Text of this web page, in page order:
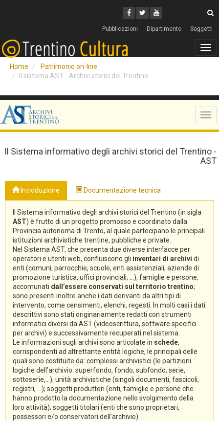
Facebook
Twitter
Youtube
Pubblicazioni Dipartimento Soggetti
Home
Patrimonio on-line
Il sistema AST - Archivi storici del Trentino
Il Sistema informativo degli archivi storici del Trentino -
AST
Introduzione Documentazione tecnica
Il Sistema informativo degli archivi storici del Trentino (in sigla
AST) è frutto di un progetto promosso e coordinato dalla
Provincia autonoma di Trento, al quale partecipano le principali
istituzioni archivistiche trentine, pubbliche e private.
Nel Sistema AST, che presenta due diverse interfacce per
operatori e utenti web, confluiscono gli inventari di archivi di
enti (comuni, parrocchie, scuole, enti assistenziali, aziende di
promozione turistica, uffici provinciali, ...), famiglie e persone,
accomunati dall’essere conservati sul territorio trentino;
sono presenti inoltre anche i dati derivanti da altri tipi di
intervento, come censimenti, elenchi, regesti. In molti casi i dati
descrittivi sono stati originariamente redatti con strumenti
informatici diversi da AST (videoscrittura, software specifici
per archivi) e successivamente recuperati nel sistema.
Le informazioni sugli archivi sono articolate in schede,
corrispondenti ad altrettante entità logiche, le principali delle
quali sono costituite da: complessi archivistici (le partizioni
logiche dell’archivio: superfondo, fondo, subfondo, serie,
sottoserie,...); unità archivistiche (singoli documenti, fascicoli,
registri, ...); soggetti produttori (enti, famiglie e persone che
hanno prodotto la documentazione nello svolgimento della
loro attività); soggetti titolari (enti che sono proprietari,
possessori e/o conservatori dell’archivio).